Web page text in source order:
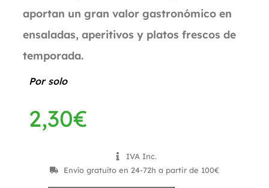
aportan un gran valor gastronómico en
ensaladas, aperitivos y platos frescos de
temporada.
Por solo
2,30€
IVA Inc.
Envío gratuíto en 24-72h a partir de 100€